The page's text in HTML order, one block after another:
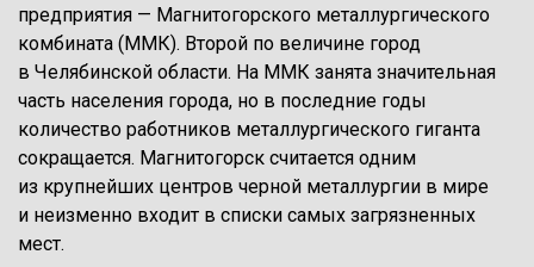
предприятия — ​Магнитогорского металлургического
комбината (ММК). Второй по величине город
в Челябинской области. На ММК занята значительная
часть населения города, но в последние годы
количество работников металлургического гиганта
сокращается. Магнитогорск считается одним
из крупнейших центров черной металлургии в мире
и неизменно входит в списки самых загрязненных
мест.